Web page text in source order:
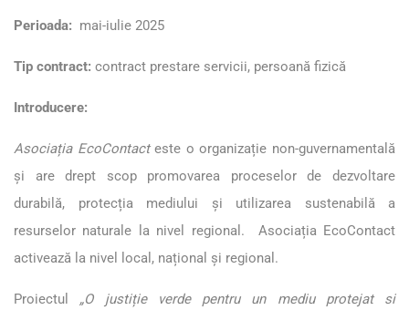
Perioada: mai-iulie 2025
Tip contract: contract prestare servicii, persoană fizică
Introducere:
Asociația EcoContacteste o organizație non-guvernamentală
și are drept scop promovarea proceselor de dezvoltare
durabilă, protecția mediului și utilizarea sustenabilă a
resurselor naturale la nivel regional. Asociația EcoContact
activează la nivel local, național și regional.
Proiectul „O justiție verde pentru un mediu protejat si